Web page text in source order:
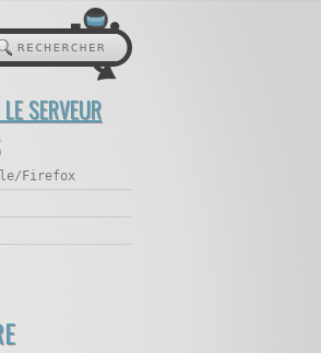
SERVEUR
Firefox